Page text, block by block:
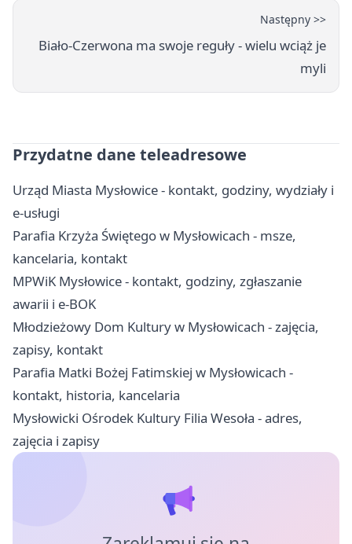
Następny >>
Biało-Czerwona ma swoje reguły - wielu wciąż je
myli
Przydatne dane teleadresowe
Urząd Miasta Mysłowice - kontakt, godziny, wydziały i
e-usługi
Parafia Krzyża Świętego w Mysłowicach - msze,
kancelaria, kontakt
MPWiK Mysłowice - kontakt, godziny, zgłaszanie
awarii i e-BOK
Młodzieżowy Dom Kultury w Mysłowicach - zajęcia,
zapisy, kontakt
Parafia Matki Bożej Fatimskiej w Mysłowicach -
kontakt, historia, kancelaria
Mysłowicki Ośrodek Kultury Filia Wesoła - adres,
zajęcia i zapisy